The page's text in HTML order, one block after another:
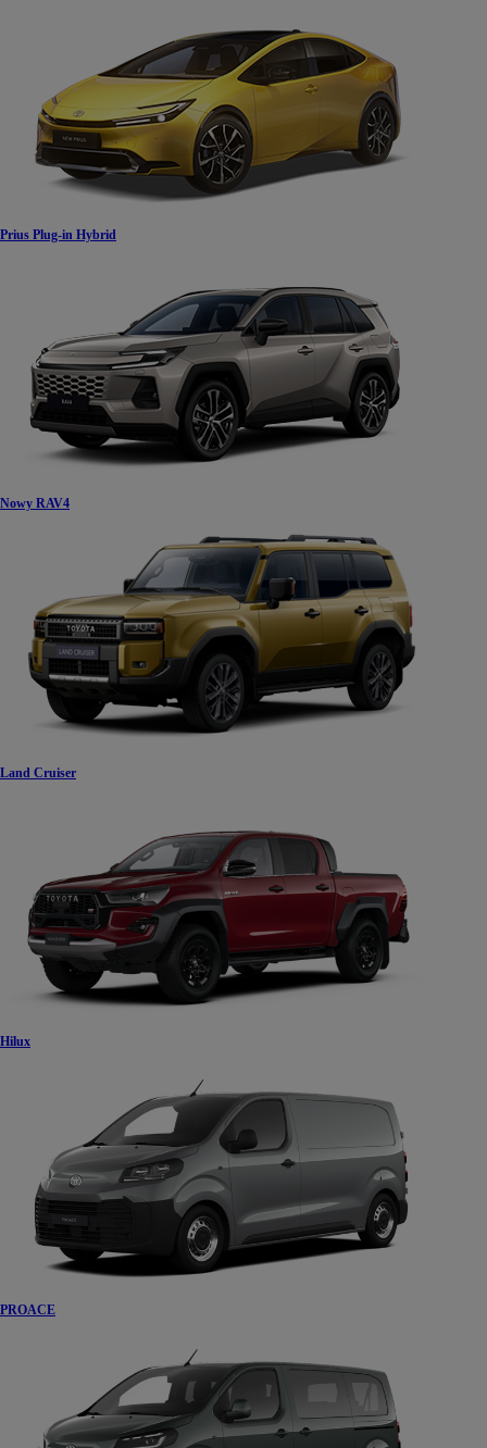
Prius Plug-in Hybrid
Nowy RAV4
Land Cruiser
Hilux
PROACE